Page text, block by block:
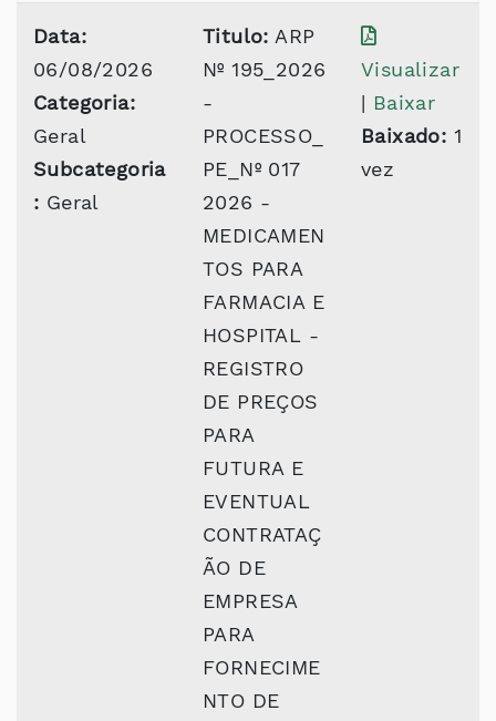
Data:
06/08/2026
Categoria:
Geral
Subcategoria
: Geral
Titulo: ARP
Nº 195_2026
-
PROCESSO_
PE_Nº 017
2026 -
MEDICAMEN
TOS PARA
FARMACIA E
HOSPITAL -
REGISTRO
DE PREÇOS
PARA
FUTURA E
EVENTUAL
CONTRATAÇ
ÃO DE
EMPRESA
PARA
FORNECIME
NTO DE
Visualizar
| Baixar
Baixado: 1
vez